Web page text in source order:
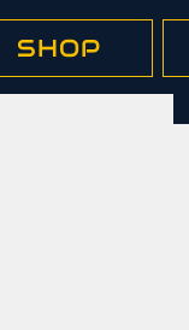
SHOP